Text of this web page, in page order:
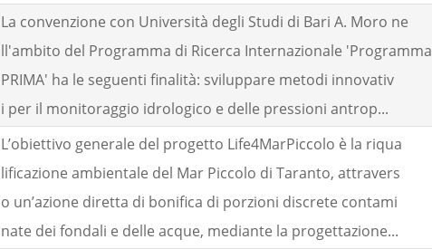
La convenzione con Università degli Studi di Bari A. Moro ne
ll'ambito del Programma di Ricerca Internazionale 'Programma
PRIMA' ha le seguenti finalità: sviluppare metodi innovativ
i per il monitoraggio idrologico e delle pressioni antrop...
L’obiettivo generale del progetto Life4MarPiccolo è la riqua
lificazione ambientale del Mar Piccolo di Taranto, attravers
o un’azione diretta di bonifica di porzioni discrete contami
nate dei fondali e delle acque, mediante la progettazione...